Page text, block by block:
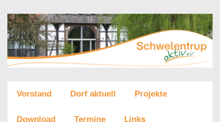
Zum
Inhalt
Main
Vorstand Dorf aktuell Projekte
Download Termine Links